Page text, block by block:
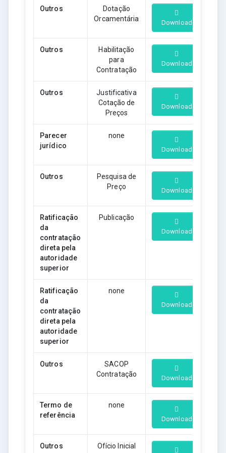
Outros
Dotação
Orcamentária
Download
Outros
Habilitação
para
Contratação
Download
Outros
Justificativa
Cotação de
Preços
Download
Parecer
jurídico
none
Download
Outros
Pesquisa de
Preço
Download
Ratificação
da
contratação
direta pela
autoridade
superior
Publicação
Download
Ratificação
da
contratação
direta pela
autoridade
superior
none
Download
Outros
SACOP
Contratação
Download
Termo de
referência
none
Download
Outros Ofício Inicial